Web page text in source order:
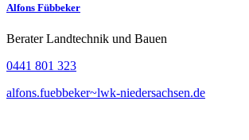
Alfons Fübbeker
Berater Landtechnik und Bauen
0441 801 323
alfons.fuebbeker~lwk-niedersachsen.de